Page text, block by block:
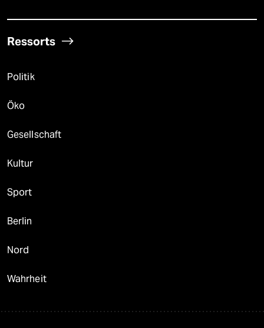
Ressorts
Politik
Öko
Gesellschaft
Kultur
Sport
Berlin
Nord
Wahrheit